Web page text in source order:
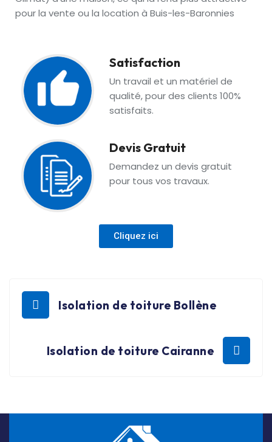
pour la vente ou la location à Buis-les-Baronnies
Satisfaction
Un travail et un matériel de
qualité, pour des clients 100%
satisfaits.
Devis Gratuit
Demandez un devis gratuit
pour tous vos travaux.
Cliquez ici
Isolation de toiture Bollène
Isolation de toiture Cairanne